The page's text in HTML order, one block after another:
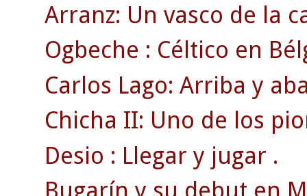
Arranz: Un vasco de la
Ogbeche : Céltico en
Carlos Lago: Arriba y
Chicha II: Uno de los
Desio : Llegar y jugar .